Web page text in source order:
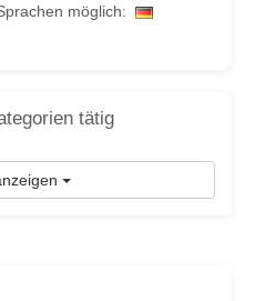
möglich:
tätig